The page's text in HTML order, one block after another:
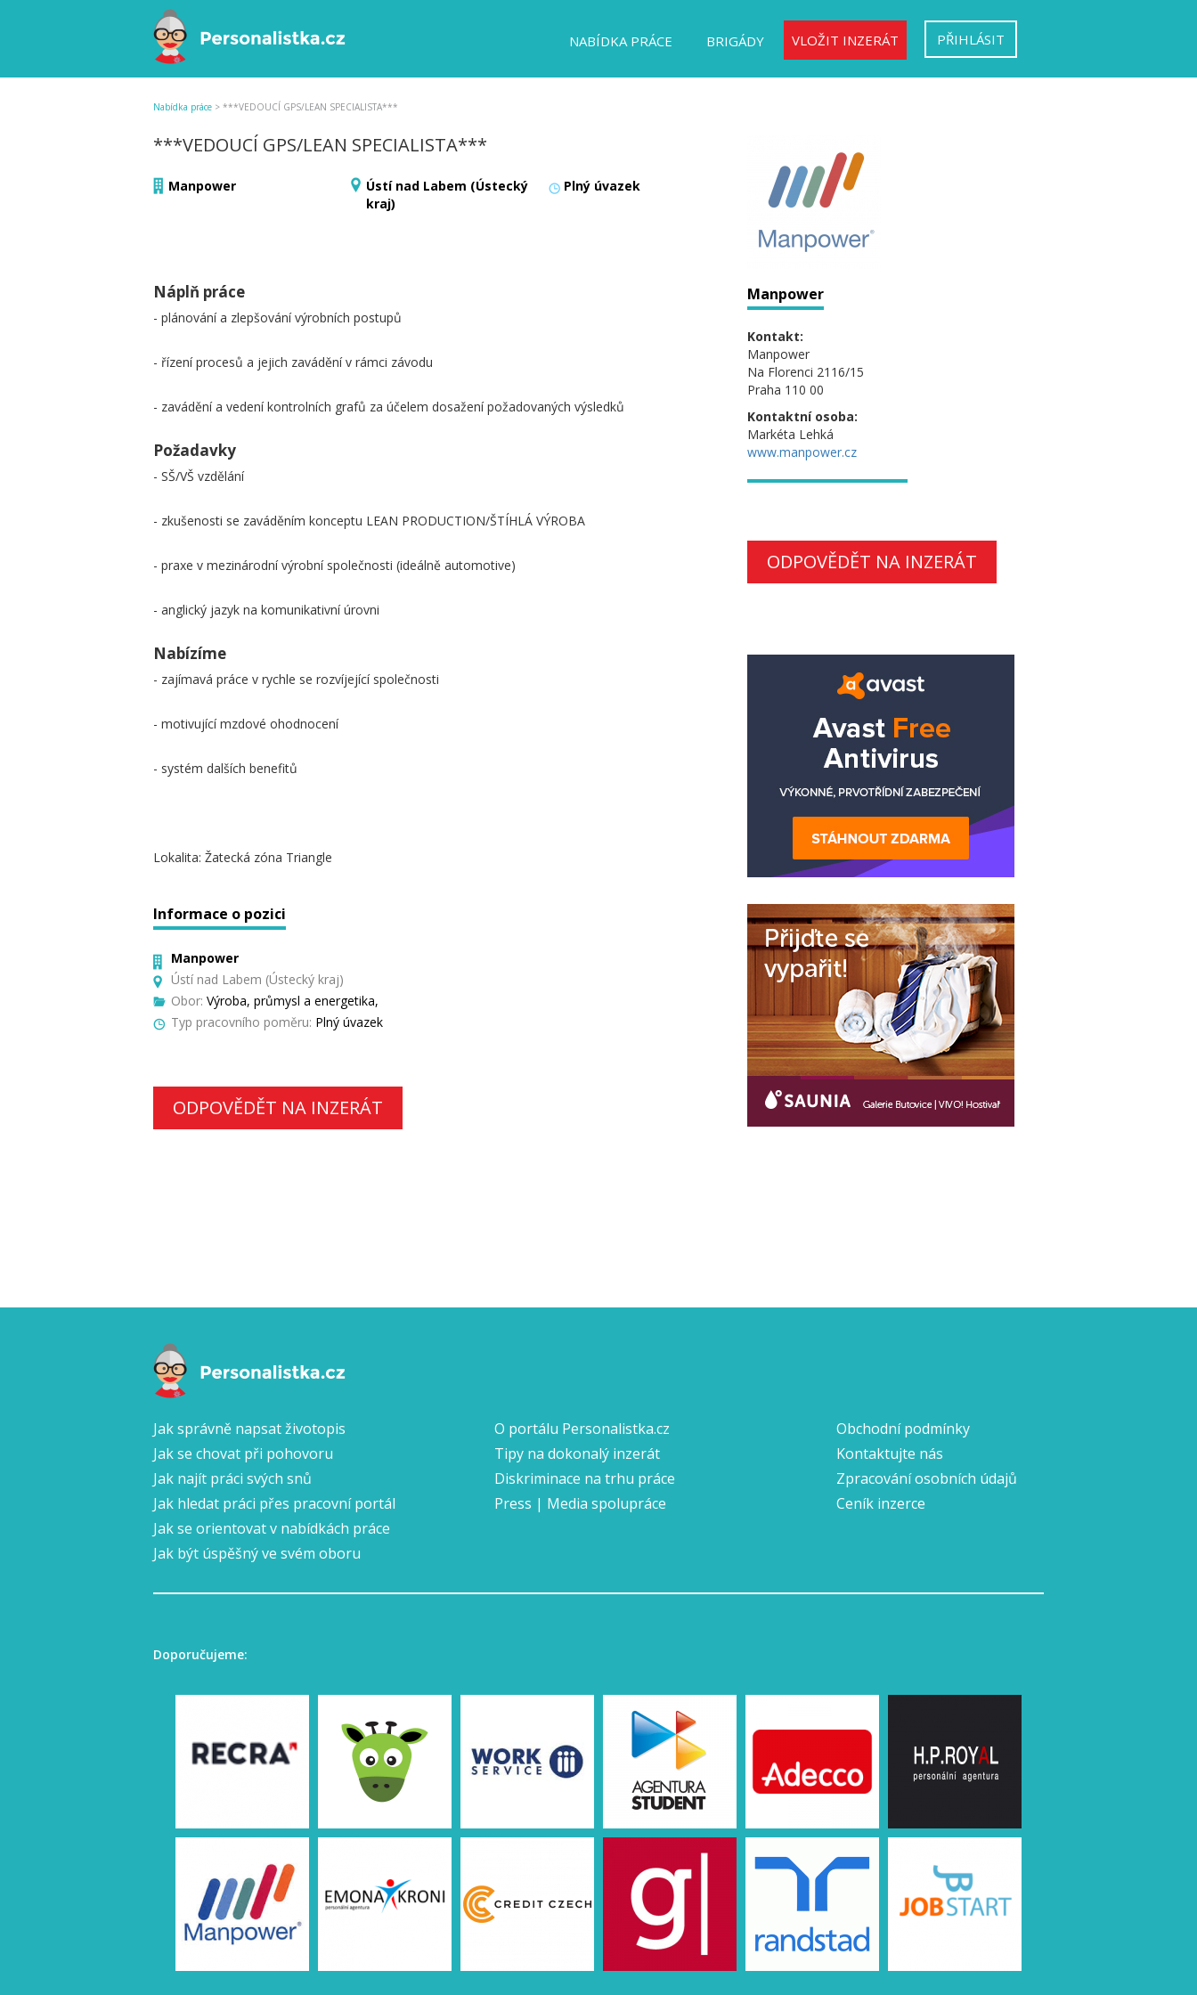
NABÍDKA PRÁCE BRIGÁDY VLOŽIT INZERÁT PŘIHLÁSIT
Nabídka práce > ***VEDOUCÍ GPS/LEAN SPECIALISTA***
***VEDOUCÍ GPS/LEAN SPECIALISTA***
Manpower
Ústí nad Labem (Ústecký
kraj)
Plný úvazek
Náplň práce
- plánování a zlepšování výrobních postupů
- řízení procesů a jejich zavádění v rámci závodu
- zavádění a vedení kontrolních grafů za účelem dosažení požadovaných výsledků
Požadavky
- SŠ/VŠ vzdělání
- zkušenosti se zaváděním konceptu LEAN PRODUCTION/ŠTÍHLÁ VÝROBA
- praxe v mezinárodní výrobní společnosti (ideálně automotive)
- anglický jazyk na komunikativní úrovni
Nabízíme
- zajímavá práce v rychle se rozvíjející společnosti
- motivující mzdové ohodnocení
- systém dalších benefitů
Lokalita: Žatecká zóna Triangle
Informace o pozici
Manpower
Ústí nad Labem (Ústecký kraj)
Obor: Výroba, průmysl a energetika,
Typ pracovního poměru: Plný úvazek
ODPOVĚDĚT NA INZERÁT
Manpower
Kontakt:
Manpower
Na Florenci 2116/15
Praha 110 00
Kontaktní osoba:
Markéta Lehká
www.manpower.cz
ODPOVĚDĚT NA INZERÁT
Jak správně napsat životopis
Jak se chovat při pohovoru
Jak najít práci svých snů
Jak hledat práci přes pracovní portál
Jak se orientovat v nabídkách práce
Jak být úspěšný ve svém oboru
O portálu Personalistka.cz
Tipy na dokonalý inzerát
Diskriminace na trhu práce
Press | Media spolupráce
Obchodní podmínky
Kontaktujte nás
Zpracování osobních údajů
Ceník inzerce
Doporučujeme: